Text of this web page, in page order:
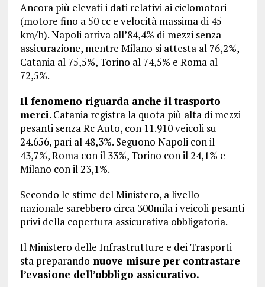
Ancora più elevati i dati relativi ai ciclomotori
(motore fino a 50 cc e velocità massima di 45
km/h). Napoli arriva all’84,4% di mezzi senza
assicurazione, mentre Milano si attesta al 76,2%,
Catania al 75,5%, Torino al 74,5% e Roma al
72,5%.
Il fenomeno riguarda anche il trasporto
merci. Catania registra la quota più alta di mezzi
pesanti senza Rc Auto, con 11.910 veicoli su
24.656, pari al 48,3%. Seguono Napoli con il
43,7%, Roma con il 33%, Torino con il 24,1% e
Milano con il 23,1%.
Secondo le stime del Ministero, a livello
nazionale sarebbero circa 300mila i veicoli pesanti
privi della copertura assicurativa obbligatoria.
Il Ministero delle Infrastrutture e dei Trasporti
sta preparando nuove misure per contrastare
l’evasione dell’obbligo assicurativo.